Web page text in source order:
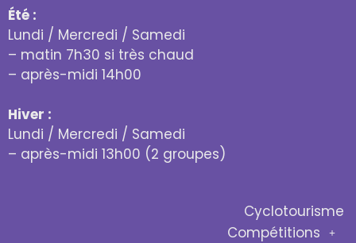
Été :
Lundi / Mercredi / Samedi
– matin 7h30 si très chaud
– après-midi 14h00
Hiver :
Lundi / Mercredi / Samedi
– après-midi 13h00 (2 groupes)
Cyclotourisme
Compétitions